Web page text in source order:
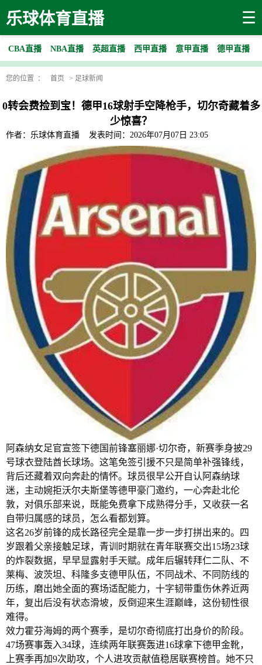
乐球体育直播 ☰
CBA直播 NBA直播 英超直播 西甲直播 意甲直播 德甲直播
您的位置 ： 首页 > 足球新闻
0转会费捡到宝！德甲16球射手空降枪手，切尔奇藏着多
少惊喜？
作者：乐球体育直播 发表时间：2026年07月07日 23:05
阿森纳女足官宣签下德国前锋塞丽娜·切尔奇，新赛季身披29
号球衣登陆酋长球场。这笔免签引援不只是简单补强锋线，
背后还藏着双向奔赴的情怀。球员很早公开自认阿森纳球
迷，主动婉拒沃尔夫斯堡等德甲豪门邀约，一心奔赴北伦
敦，对俱乐部来说，既能免费拿下成熟得分手，又收获一名
自带归属感的球员，怎么看都划算。
这名26岁前锋的成长路径完全是靠一步一步打拼出来的。四
岁跟着父亲接触足球，青训时期就在青年联赛交出15场23球
的炸裂数据，早早显露射手天赋。成年后辗转拜仁二队、不
莱梅、波茨坦、科隆多支德甲队伍，不同战术、不同防线的
历练，磨出她全面的赛场适配能力，十字韧带重伤休养近两
年，复出后没有状态滑坡，反倒迎来生涯巅峰，这份韧性很
难得。
效力霍芬海姆的两个赛季，是切尔奇彻底打出身价的阶段。
47场赛事轰入34球，连续两年联赛轰进16球拿下德甲金靴，
上赛季再加9次助攻，个人进攻贡献值稳居联赛榜首。她不只